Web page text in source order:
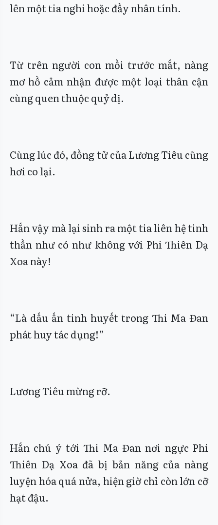
lên một tia nghi hoặc đầy nhân tính.
Từ trên người con mồi trước mắt, nàng
mơ hồ cảm nhận được một loại thân cận
cùng quen thuộc quỷ dị.
Cùng lúc đó, đồng tử của Lương Tiêu cũng
hơi co lại.
Hắn vậy mà lại sinh ra một tia liên hệ tinh
thần như có như không với Phi Thiên Dạ
Xoa này!
“Là dấu ấn tinh huyết trong Thi Ma Đan
phát huy tác dụng!”
Lương Tiêu mừng rỡ.
Hắn chú ý tới Thi Ma Đan nơi ngực Phi
Thiên Dạ Xoa đã bị bản năng của nàng
luyện hóa quá nửa, hiện giờ chỉ còn lớn cỡ
hạt đậu.